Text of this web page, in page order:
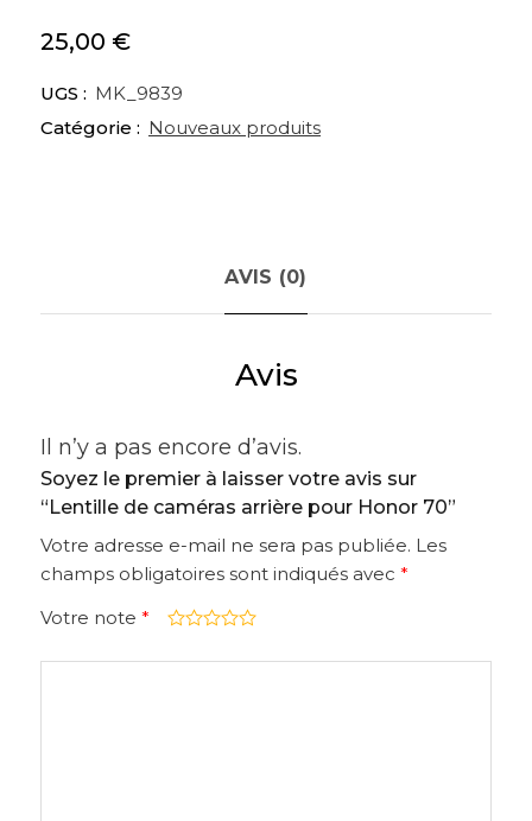
25,00 €
UGS : MK_9839
Catégorie : Nouveaux produits
AVIS (0)
Avis
Il n’y a pas encore d’avis.
Soyez le premier à laisser votre avis sur
“Lentille de caméras arrière pour Honor 70”
Votre adresse e-mail ne sera pas publiée. Les
champs obligatoires sont indiqués avec *
Votre note *